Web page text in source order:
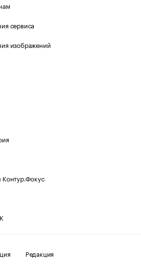
сервиса
изображений
Контур.Фокус
Редакция